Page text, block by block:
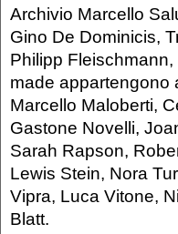
Archivio Marcello
Gino De Dominicis,
Philipp
made appartengono
Marcello Maloberti,
Gastone Novelli,
Sarah Rapson,
Lewis Stein, Nora
Vipra, Luca Vitone,
Blatt.